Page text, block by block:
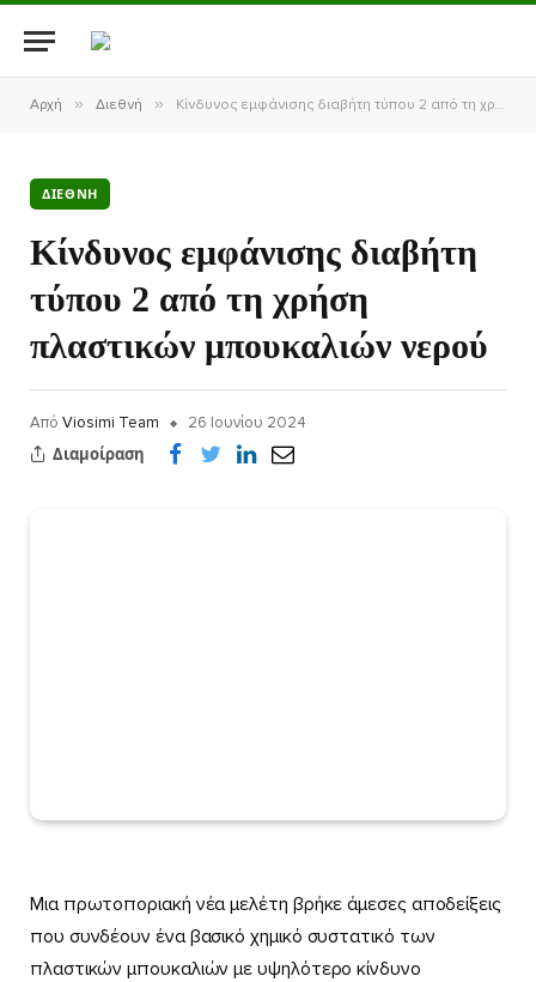
Αρχή » Διεθνή » Κίνδυνος εμφάνισης διαβήτη τύπου 2 από τη χρήση πλαστικών μπουκαλιών νερού
ΔΙΕΘΝΉ
Κίνδυνος εμφάνισης διαβήτη
τύπου 2 από τη χρήση
πλαστικών μπουκαλιών νερού
Από Viosimi Team
26 Ιουνίου 2024
Διαμοίραση
Μια πρωτοποριακή νέα μελέτη βρήκε άμεσες αποδείξεις
που συνδέουν ένα βασικό χημικό συστατικό των
πλαστικών μπουκαλιών με υψηλότερο κίνδυνο